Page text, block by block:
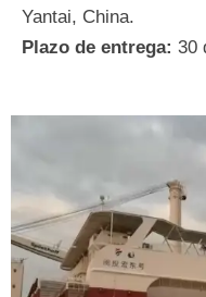
Yantai, China.
Plazo de entrega: 30